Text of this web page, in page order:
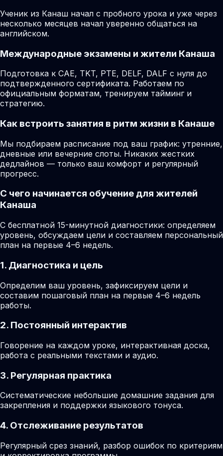
Ученик из Канаш начал с пробного урока и уже через
несколько месяцев начал уверенно общаться на
английском.
Международные экзамены и жители Канаша
Подготовка к CAE, TKT, PTE, DELF, DALF с нуля до
подтвержденного сертификата. Работаем по
официальным форматам, тренируем тайминг и
стратегию.
Как встроить занятия в ритм жизни в Канаше
Мы подбираем расписание под ваш график: утренние,
дневные или вечерние слоты. Никаких жестких
дедлайнов — только ваш комфорт и регулярный
прогресс.
С чего начинается обучение для жителей
Канаша
С бесплатной 15-минутной диагностики: определяем
уровень, обсуждаем цели и составляем персональный
план на первые 4–6 недель.
1. Диагностика и цель
Определим ваш уровень, зафиксируем цели и
составим пошаговый план на первые 4–6 недель
работы.
2. Постоянный интерактив
Говорение на каждом уроке, интерактивная доска,
работа с реальными текстами и аудио.
3. Регулярная практика
Систематические небольшие домашние задания для
закрепления и поддержки языкового тонуса.
4. Отслеживание результатов
Регулярный срез знаний, разбор ошибок по критериям